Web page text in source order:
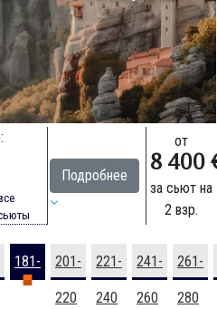
Подробнее
от
8 400
за сьют на
2 взр.
181- 201-
220
221-
240
241-
260
261-
280